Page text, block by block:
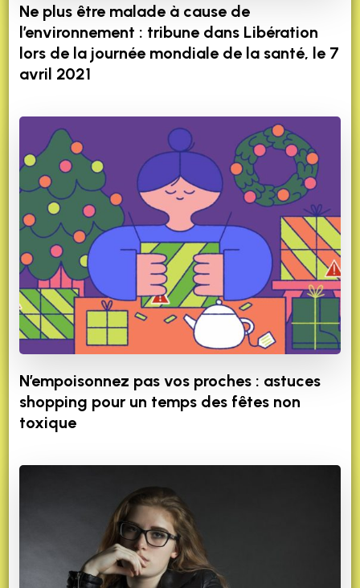
Ne plus être malade à cause de
l’environnement : tribune dans Libération
lors de la journée mondiale de la santé, le 7
avril 2021
N’empoisonnez pas vos proches : astuces
shopping pour un temps des fêtes non
toxique